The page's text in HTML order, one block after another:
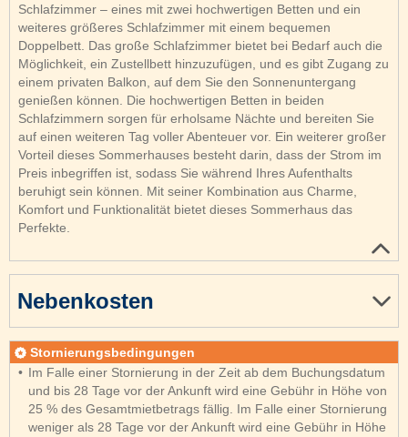
Schlafzimmer – eines mit zwei hochwertigen Betten und ein
weiteres größeres Schlafzimmer mit einem bequemen
Doppelbett. Das große Schlafzimmer bietet bei Bedarf auch die
Möglichkeit, ein Zustellbett hinzuzufügen, und es gibt Zugang zu
einem privaten Balkon, auf dem Sie den Sonnenuntergang
genießen können. Die hochwertigen Betten in beiden
Schlafzimmern sorgen für erholsame Nächte und bereiten Sie
auf einen weiteren Tag voller Abenteuer vor. Ein weiterer großer
Vorteil dieses Sommerhauses besteht darin, dass der Strom im
Preis inbegriffen ist, sodass Sie während Ihres Aufenthalts
beruhigt sein können. Mit seiner Kombination aus Charme,
Komfort und Funktionalität bietet dieses Sommerhaus das
Perfekte.
Nebenkosten
Stornierungsbedingungen
Im Falle einer Stornierung in der Zeit ab dem Buchungsdatum
und bis 28 Tage vor der Ankunft wird eine Gebühr in Höhe von
25 % des Gesamtmietbetrags fällig. Im Falle einer Stornierung
weniger als 28 Tage vor der Ankunft wird eine Gebühr in Höhe